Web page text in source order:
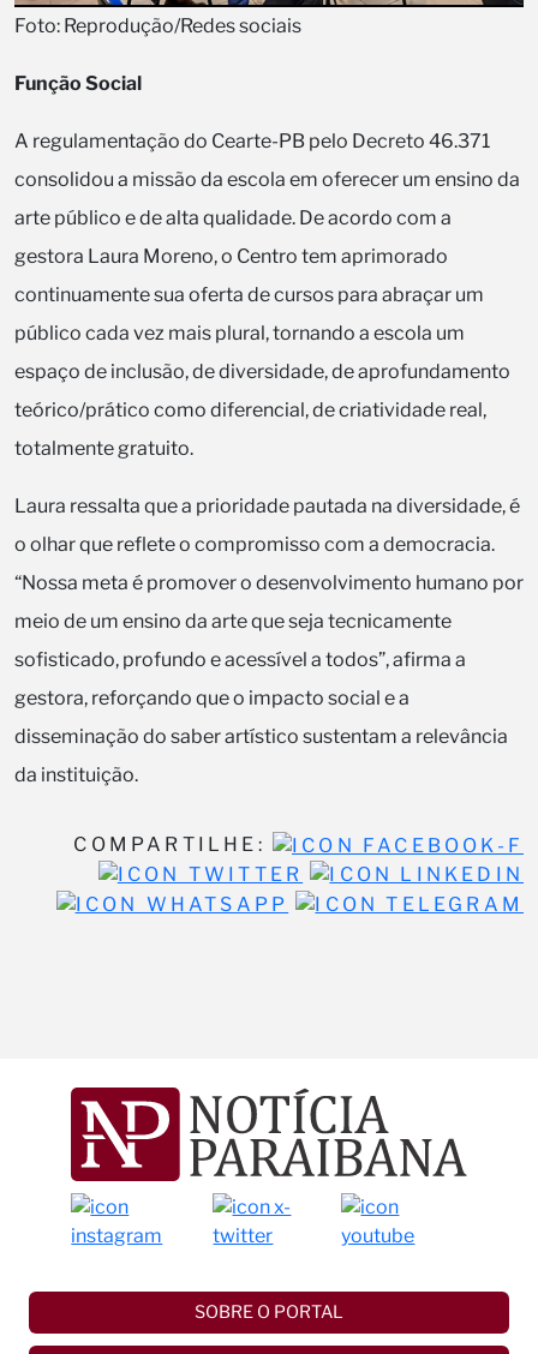
Foto: Reprodução/Redes sociais
Função Social
A regulamentação do Cearte-PB pelo Decreto 46.371
consolidou a missão da escola em oferecer um ensino da
arte público e de alta qualidade. De acordo com a
gestora Laura Moreno, o Centro tem aprimorado
continuamente sua oferta de cursos para abraçar um
público cada vez mais plural, tornando a escola um
espaço de inclusão, de diversidade, de aprofundamento
teórico/prático como diferencial, de criatividade real,
totalmente gratuito.
Laura ressalta que a prioridade pautada na diversidade, é
o olhar que reflete o compromisso com a democracia.
“Nossa meta é promover o desenvolvimento humano por
meio de um ensino da arte que seja tecnicamente
sofisticado, profundo e acessível a todos”, afirma a
gestora, reforçando que o impacto social e a
disseminação do saber artístico sustentam a relevância
da instituição.
COMPARTILHE:
SOBRE O PORTAL